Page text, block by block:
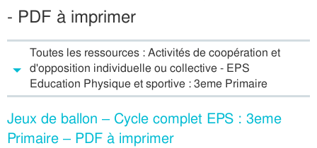
- PDF à imprimer
Toutes les ressources : Activités de coopération et
d'opposition individuelle ou collective - EPS
Education Physique et sportive : 3eme Primaire
Jeux de ballon – Cycle complet EPS : 3eme
Primaire – PDF à imprimer